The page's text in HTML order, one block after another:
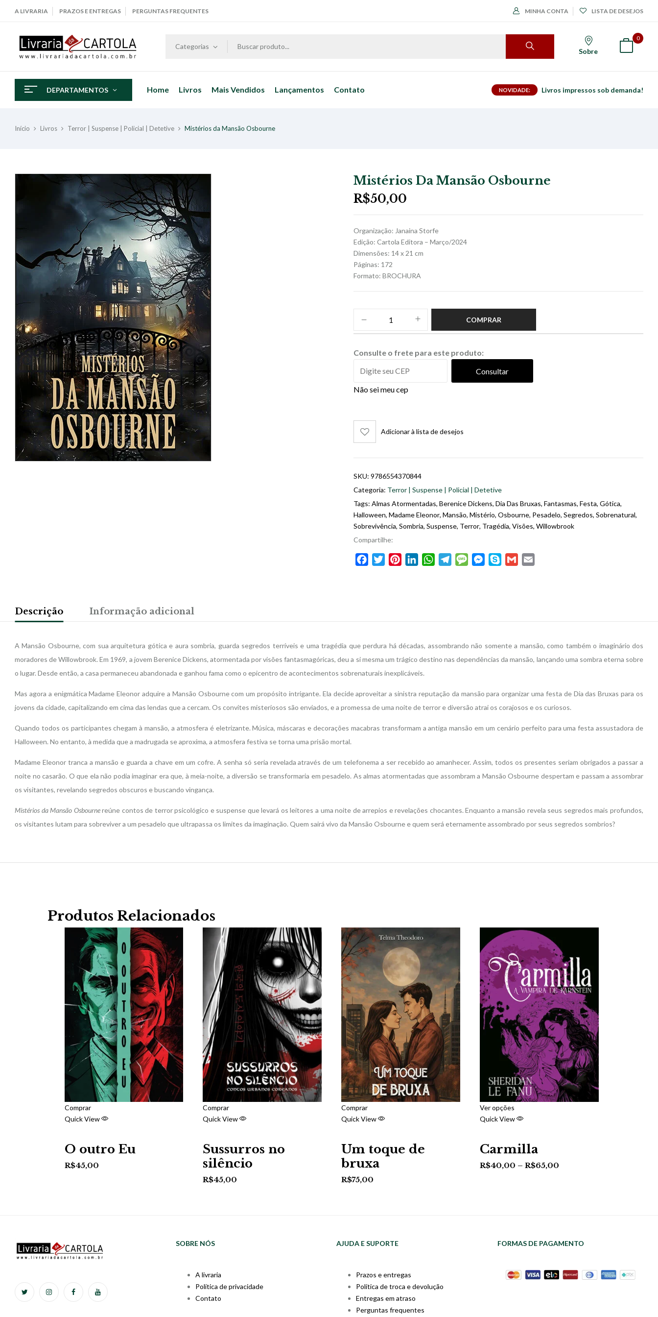
A LIVRARIA PRAZOS E ENTREGAS PERGUNTAS FREQUENTES MINHA CONTA LISTA DE DESEJOS
Categorias
Sobre
0
DEPARTAMENTOS Home Livros Mais Vendidos Lançamentos Contato NOVIDADE: Livros impressos sob demanda!
Início Livros Terror | Suspense | Policial | Detetive Mistérios da Mansão Osbourne
Mistérios Da Mansão Osbourne
R$50,00
Organização: Janaina Storfe
Edição: Cartola Editora – Março/2024
Dimensões: 14 x 21 cm
Páginas: 172
Formato: BROCHURA
COMPRAR
Consulte o frete para este produto:
Consultar
Não sei meu cep
Adicionar à lista de desejos
SKU: 9786554370844
Categoria: Terror | Suspense | Policial | Detetive
Tags: Almas Atormentadas, Berenice Dickens, Dia Das Bruxas, Fantasmas, Festa, Gótica,
Halloween, Madame Eleonor, Mansão, Mistério, Osbourne, Pesadelo, Segredos, Sobrenatural,
Sobrevivência, Sombria, Suspense, Terror, Tragédia, Visões, Willowbrook
Compartilhe:
FacebookTwitterPinterestLinkedInWhatsAppTelegramMessageMessenger
Skype Gmail
Descrição Informação adicional
A Mansão Osbourne, com sua arquitetura gótica e aura sombria, guarda segredos terríveis e uma tragédia que perdura há décadas, assombrando não somente a mansão, como também o imaginário dos
moradores de Willowbrook. Em 1969, a jovem Berenice Dickens, atormentada por visões fantasmagóricas, deu a si mesma um trágico destino nas dependências da mansão, lançando uma sombra eterna sobre
o lugar. Desde então, a casa permaneceu abandonada e ganhou fama como o epicentro de acontecimentos sobrenaturais inexplicáveis.
Mas agora a enigmática Madame Eleonor adquire a Mansão Osbourne com um propósito intrigante. Ela decide aproveitar a sinistra reputação da mansão para organizar uma festa de Dia das Bruxas para os
jovens da cidade, capitalizando em cima das lendas que a cercam. Os convites misteriosos são enviados, e a promessa de uma noite de terror e diversão atrai os corajosos e os curiosos.
Quando todos os participantes chegam à mansão, a atmosfera é eletrizante. Música, máscaras e decorações macabras transformam a antiga mansão em um cenário perfeito para uma festa assustadora de
Halloween. No entanto, à medida que a madrugada se aproxima, a atmosfera festiva se torna uma prisão mortal.
Madame Eleonor tranca a mansão e guarda a chave em um cofre. A senha só seria revelada através de um telefonema a ser recebido ao amanhecer. Assim, todos os presentes seriam obrigados a passar a
noite no casarão. O que ela não podia imaginar era que, à meia-noite, a diversão se transformaria em pesadelo. As almas atormentadas que assombram a Mansão Osbourne despertam e passam a assombrar
os visitantes, revelando segredos obscuros e buscando vingança.
Mistérios da Mansão Osbournereúne contos de terror psicológico e suspense que levará os leitores a uma noite de arrepios e revelações chocantes. Enquanto a mansão revela seus segredos mais profundos,
os visitantes lutam para sobreviver a um pesadelo que ultrapassa os limites da imaginação. Quem sairá vivo da Mansão Osbourne e quem será eternamente assombrado por seus segredos sombrios?
Produtos Relacionados
Comprar
Quick View
O outro Eu
R$45,00
Comprar
Quick View
Sussurros no
silêncio
R$45,00
Comprar
Quick View
Um toque de
bruxa
R$75,00
Ver opções
Quick View
Carmilla
R$40,00 – R$65,00
SOBRE NÓS
A livraria
Política de privacidade
Contato
AJUDA E SUPORTE
Prazos e entregas
Política de troca e devolução
Entregas em atraso
Perguntas frequentes
FORMAS DE PAGAMENTO